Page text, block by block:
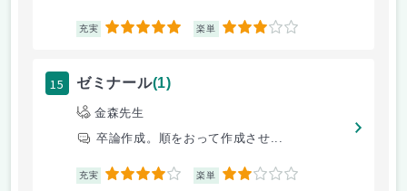
充実 5 楽単 3
15 ゼミナール(1)
金森先生
卒論作成。順をおって作成させ...
充実 4 楽単 2